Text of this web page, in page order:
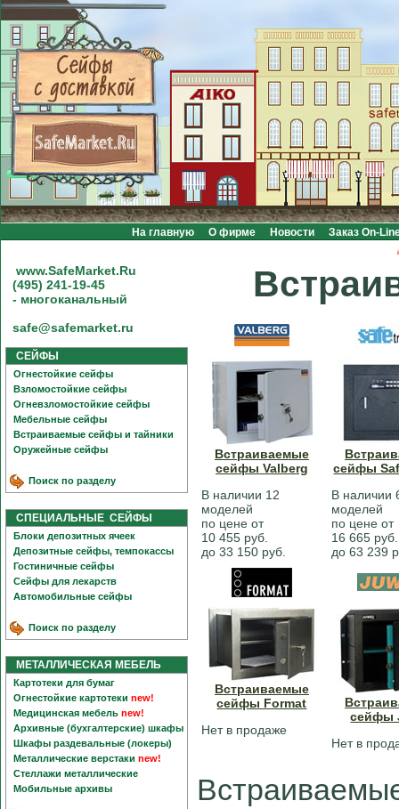
На главную О фирме Новости Заказ On-
www.SafeMarket.Ru
(495) 241-19-45
- многоканальный
safe@safemarket.ru
СЕЙФЫ
Огнестойкие сейфы
Взломостойкие сейфы
Огневзломостойкие сейфы
Мебельные сейфы
Встраиваемые сейфы и тайники
Оружейные сейфы
Поиск по разделу
СПЕЦИАЛЬНЫЕ СЕЙФЫ
Блоки депозитных ячеек
Депозитные сейфы, темпокассы
Гостиничные сейфы
Сейфы для лекарств
Автомобильные сейфы
Поиск по разделу
МЕТАЛЛИЧЕСКАЯ МЕБЕЛЬ
Картотеки для бумаг
Огнестойкие картотеки new!
Медицинская мебель new!
Архивные (бухгалтерские) шкафы
Шкафы раздевальные (локеры)
Металлические верстаки new!
Стеллажи металлические
Мобильные архивы
Встраиваемые
сейфы Valberg
В наличии 12
моделей
по цене от
10 455 руб.
до 33 150 руб.
сейфы
В наличии
моделей
по цене от
16 665 руб.
до 63 239
Встраиваемые
сейфы Format
Нет в продаже
сейфы
Нет в